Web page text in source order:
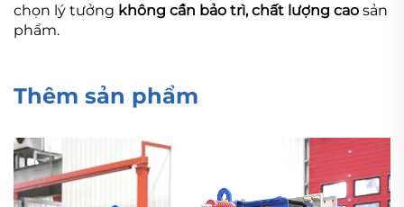
chọn lý tưởng không cần bảo trì, chất lượng cao sản
phẩm.
Thêm sản phẩm